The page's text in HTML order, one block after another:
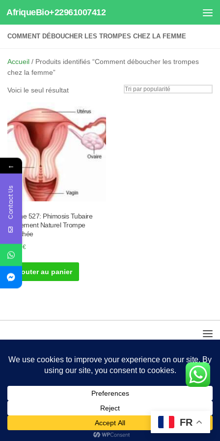
Au dessous du contenu
AfriqueBio+22961007412
COMMENT DÉBOUCHER LES TROMPES CHEZ LA FEMME
Accueil / Produits identifiés “Comment déboucher les trompes
chez la femme”
Voici le seul résultat
Tisane 527: Phimosis Tubaire
Traitement Naturel Trompe
Bouchée
50.00€
Ajouter au panier
FR
←
Contact Us